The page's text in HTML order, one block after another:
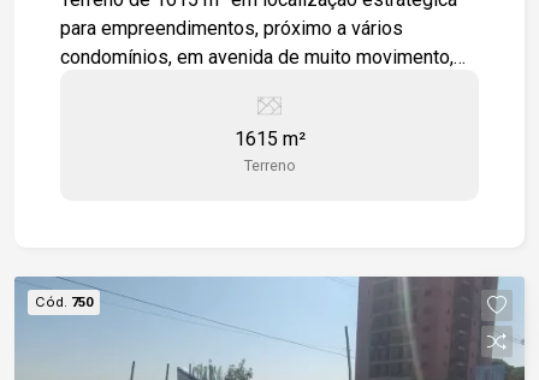
para empreendimentos, próximo a vários
condomínios, em avenida de muito movimento,
1615 m²
Terreno
Cód. 750